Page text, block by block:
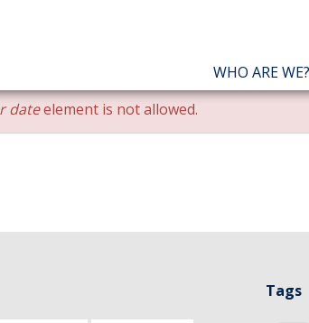
NAVIGATION
PRINCIPALE
WHO ARE WE?
dateelement is not allowed.
Tags